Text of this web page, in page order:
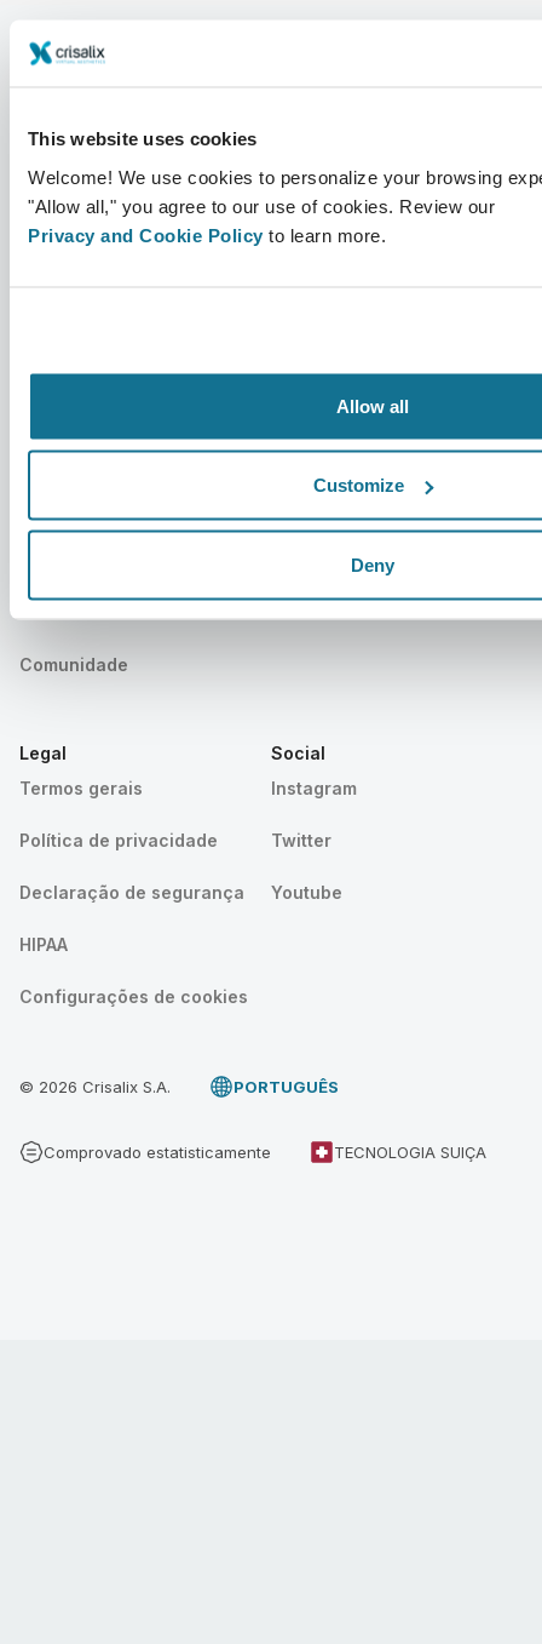
This website uses cookies
Welcome! We use cookies to personalize your browsing
"Allow all," you agree to our use of cookies. Review our
Privacy and Cookie Policy to learn more.
Allow all
Customize
Deny
Sobre nós
Carreiras
Notícias
Gestor de negócios 3D
Início para pacientes
Comunidade
Suporte
Contato
Legal
Termos gerais
Política de privacidade
Declaração de segurança
HIPAA
Configurações de cookies
Social
Instagram
Twitter
Youtube
© 2026 Crisalix S.A. PORTUGUÊS
Comprovado estatisticamente TECNOLOGIA SUIÇA